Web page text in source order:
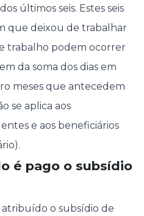
últimos seis. Estes seis
que deixou de trabalhar
trabalho podem ocorrer
da soma dos dias em
meses que antecedem
se aplica aos
e aos beneficiários
é pago o subsídio
o subsídio de